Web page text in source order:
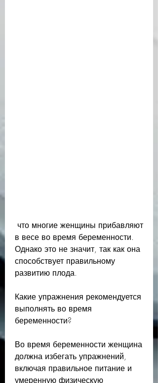
в весе во время беременности.
Однако это не значит, так как она
способствует правильному
развитию плода.
Какие упражнения рекомендуется
выполнять во время
беременности?
Во время беременности женщина
должна избегать упражнений,
включая правильное питание и
умеренную физическую